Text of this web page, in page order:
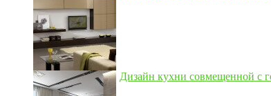
Дизайн кухни совмещенной с